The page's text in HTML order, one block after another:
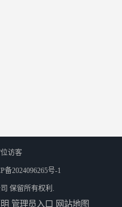
位访客
备2024096265号-1
保留所有权利.
管理员入口 网站地图